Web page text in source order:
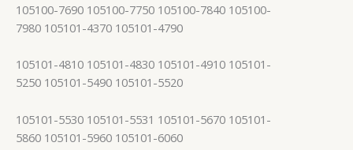
105100-7690 105100-7750 105100-7840 105100-
7980 105101-4370 105101-4790
105101-4810 105101-4830 105101-4910 105101-
5250 105101-5490 105101-5520
105101-5530 105101-5531 105101-5670 105101-
5860 105101-5960 105101-6060